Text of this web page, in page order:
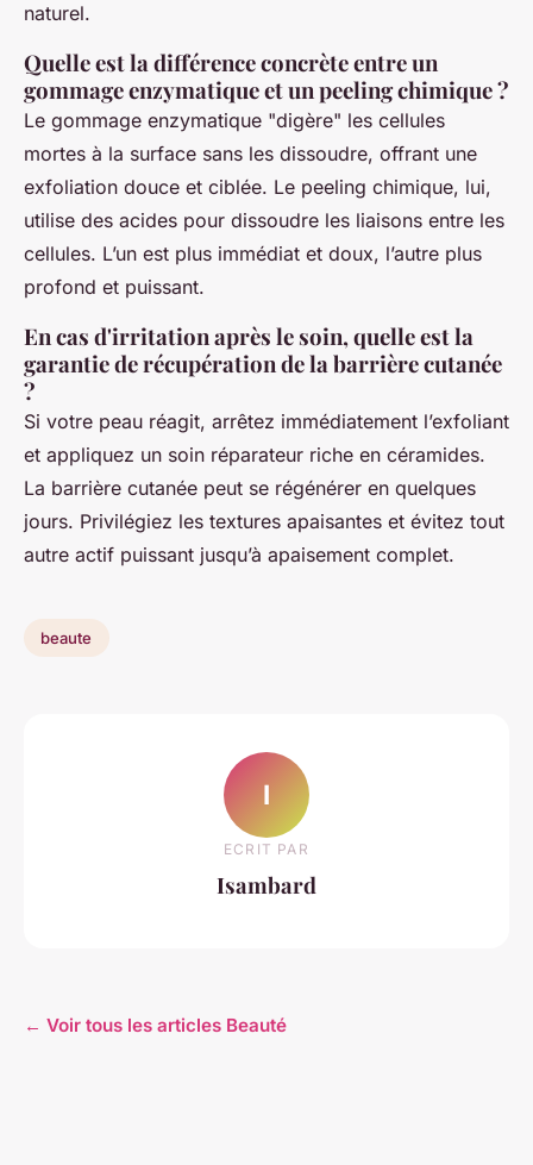
naturel.
Quelle est la différence concrète entre un
gommage enzymatique et un peeling chimique ?
Le gommage enzymatique "digère" les cellules
mortes à la surface sans les dissoudre, offrant une
exfoliation douce et ciblée. Le peeling chimique, lui,
utilise des acides pour dissoudre les liaisons entre les
cellules. L’un est plus immédiat et doux, l’autre plus
profond et puissant.
En cas d'irritation après le soin, quelle est la
garantie de récupération de la barrière cutanée
?
Si votre peau réagit, arrêtez immédiatement l’exfoliant
et appliquez un soin réparateur riche en céramides.
La barrière cutanée peut se régénérer en quelques
jours. Privilégiez les textures apaisantes et évitez tout
autre actif puissant jusqu’à apaisement complet.
beaute
I
ECRIT PAR
Isambard
← Voir tous les articles Beauté